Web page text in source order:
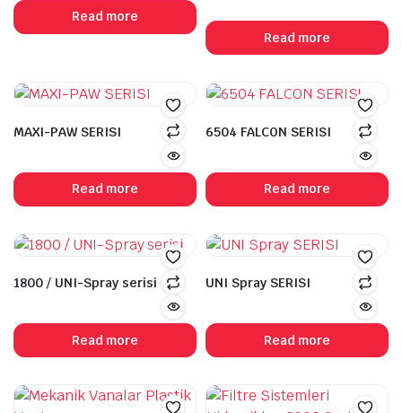
Read more
Read more
MAXI-PAW SERISI
Read more
6504 FALCON SERISI
Read more
1800 / UNI-Spray serisi
Read more
UNI Spray SERISI
Read more